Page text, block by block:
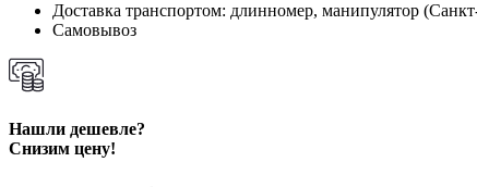
Доставка транспортом: длинномер, манипулятор
Самовывоз
Нашли дешевле?
Снизим цену!